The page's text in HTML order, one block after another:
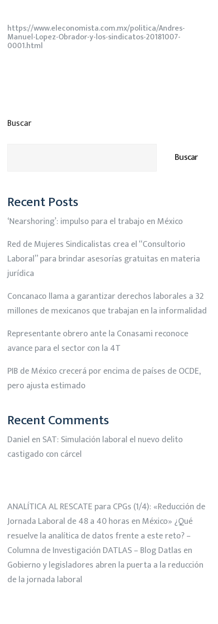
https://www.eleconomista.com.mx/politica/Andres-
Manuel-Lopez-Obrador-y-los-sindicatos-20181007-
0001.html
Buscar
Buscar
Recent Posts
‘Nearshoring’: impulso para el trabajo en México
Red de Mujeres Sindicalistas crea el “Consultorio
Laboral” para brindar asesorías gratuitas en materia
jurídica
Concanaco llama a garantizar derechos laborales a 32
millones de mexicanos que trabajan en la informalidad
Representante obrero ante la Conasami reconoce
avance para el sector con la 4T
PIB de México crecerá por encima de países de OCDE,
pero ajusta estimado
Recent Comments
Daniel en SAT: Simulación laboral el nuevo delito
castigado con cárcel
ANALÍTICA AL RESCATE para CPGs (1/4): «Reducción de
Jornada Laboral de 48 a 40 horas en México» ¿Qué
resuelve la analítica de datos frente a este reto? –
Columna de Investigación DATLAS – Blog Datlas en
Gobierno y legisladores abren la puerta a la reducción
de la jornada laboral